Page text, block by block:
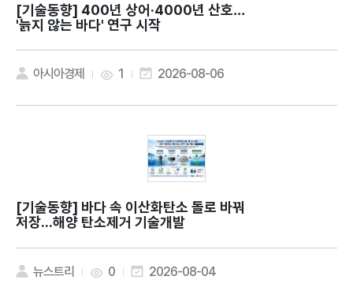
[기술동향]
'늙지 않는 바다' 연구 시작
아시아경제 1 2026-08-06
[기술동향]
저장...해양 탄소제거 기술개발
뉴스트리 0 2026-08-04